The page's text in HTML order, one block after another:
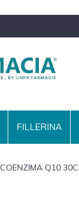
FILLERINA
COENZIMA Q10